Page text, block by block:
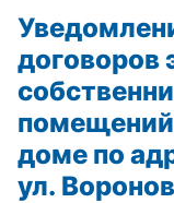
договоров
доме по
ул.